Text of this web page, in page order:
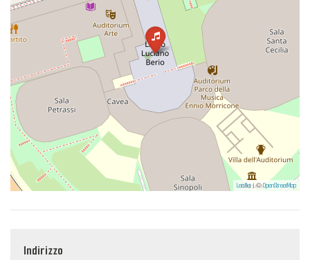
Leaflet| ©OpenStreetMap
Indirizzo